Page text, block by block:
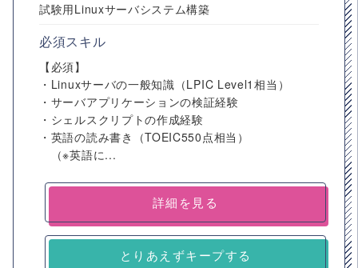
試験用Linuxサーバシステム構築
必須スキル
【必須】
・Linuxサーバの一般知識（LPIC Level1相当）
・サーバアプリケーションの検証経験
・シェルスクリプトの作成経験
・英語の読み書き（TOEIC550点相当）
（※英語に...
詳細を見る
とりあえずキープする